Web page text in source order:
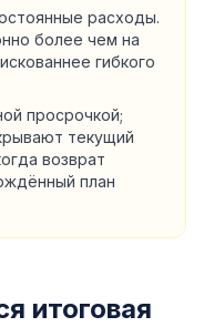
расходы.
более чем на
гибкого
просрочкой;
текущий
возврат
план
итоговая